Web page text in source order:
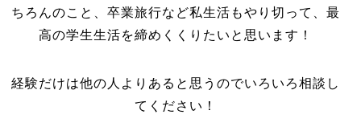
ちろんのこと、卒業旅行など私生活もやり切って、最
高の学生生活を締めくくりたいと思います！
経験だけは他の人よりあると思うのでいろいろ相談し
てください！